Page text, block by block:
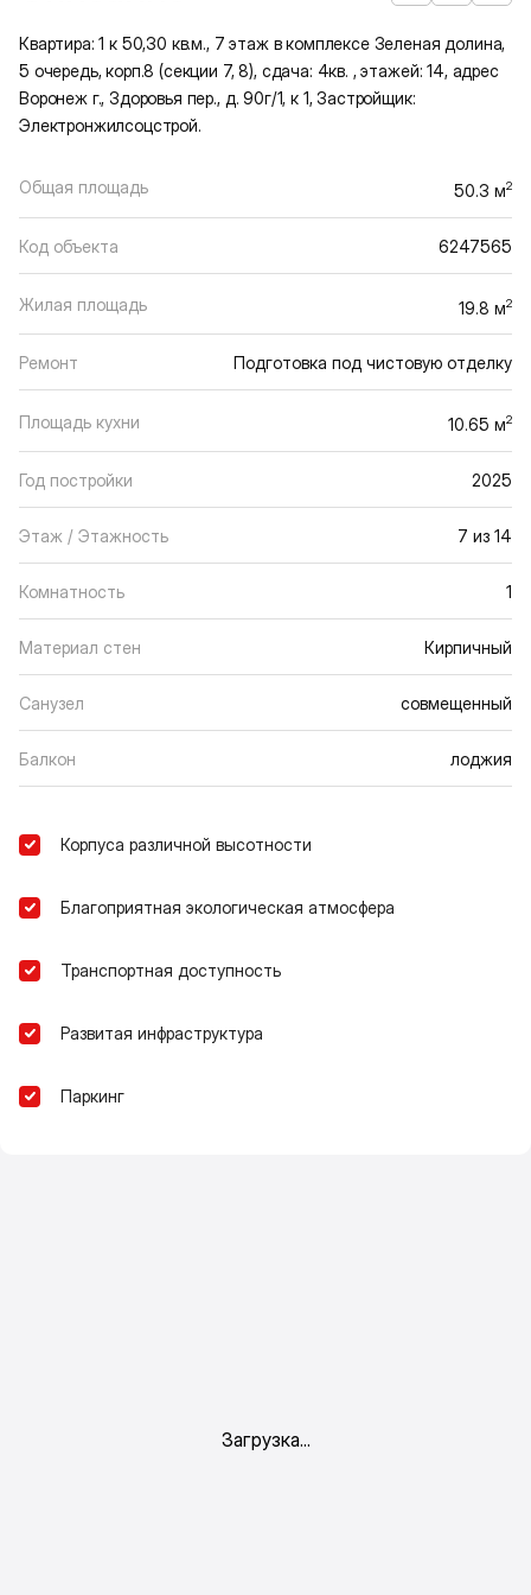
Квартира: 1 к 50,30 кв.м., 7 этаж в комплексе Зеленая долина,
5 очередь, корп.8 (секции 7, 8), сдача: 4кв. , этажей: 14, адрес
Воронеж г., Здоровья пер., д. 90г/1, к 1, Застройщик:
Электронжилсоцстрой.
Общая площадь 50.3 м2
Код объекта 6247565
Жилая площадь 19.8 м2
Ремонт Подготовка под чистовую отделку
Площадь кухни 10.65 м2
Год постройки 2025
Этаж / Этажность 7 из 14
Комнатность 1
Материал стен Кирпичный
Санузел совмещенный
Балкон лоджия
Корпуса различной высотности
Благоприятная экологическая атмосфера
Транспортная доступность
Развитая инфраструктура
Паркинг